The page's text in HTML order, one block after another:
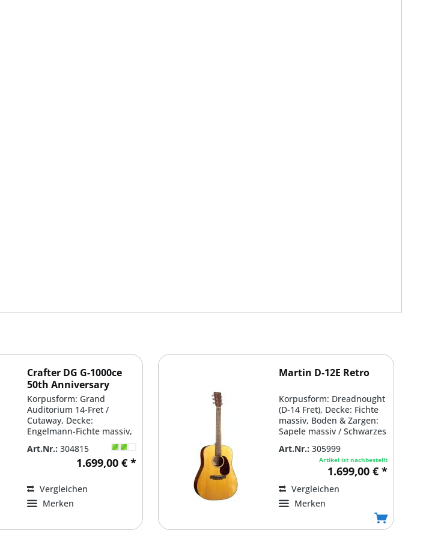
Crafter DG G-1000ce
50th Anniversary
Korpusform: Grand
Auditorium 14-Fret /
Cutaway, Decke:
Engelmann-Fichte massiv,
Palisander massiv,...
Art.Nr.: 304815
1.699,00 € *
Vergleichen
Merken
Martin D-12E Retro
Korpusform: Dreadnought
(D-14 Fret), Decke: Fichte
massiv, Boden & Zargen:
Sapele massiv / Schwarzes
Art.Nr.: 305999
Artikel ist nachbestellt
1.699,00 € *
Vergleichen
Merken